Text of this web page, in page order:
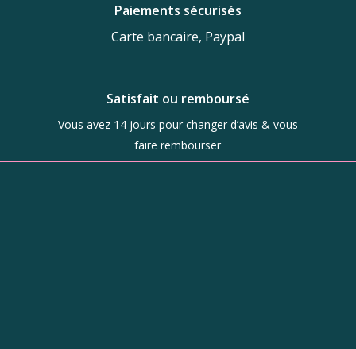
Paiements sécurisés
Carte bancaire, Paypal
Satisfait ou remboursé
Vous avez 14 jours pour changer d’avis & vous
faire rembourser